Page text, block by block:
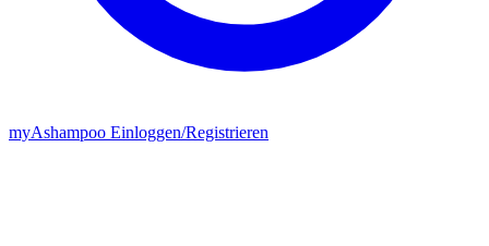
myAshampoo Einloggen/Registrieren